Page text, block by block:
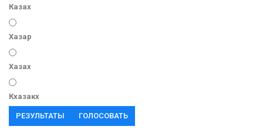
Казах
Хазар
Хазах
Кхазакх
РЕЗУЛЬТАТЫ ГОЛОСОВАТЬ